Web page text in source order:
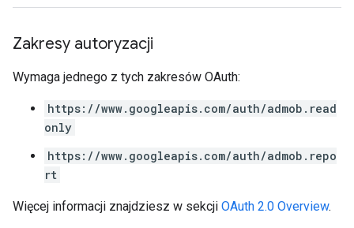
Zakresy autoryzacji
Wymaga jednego z tych zakresów OAuth:
https://www.googleapis.com/auth/admob.read
only
https://www.googleapis.com/auth/admob.repo
rt
Więcej informacji znajdziesz w sekcji OAuth 2.0 Overview.